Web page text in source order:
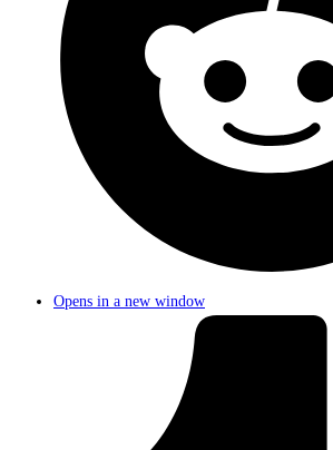
Opens in a new window